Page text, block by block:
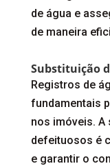
de água e
de maneira
Substituição
Registros de
fundamentais
nos imóveis.
defeituosos é
e garantir o